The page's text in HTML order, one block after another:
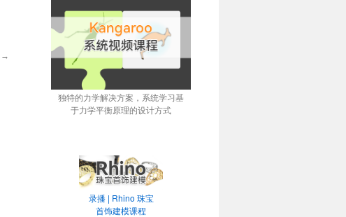
→
独特的力学解决方案，系统学习基
于力学平衡原理的设计方式
录播 | Rhino 珠宝
首饰建模课程